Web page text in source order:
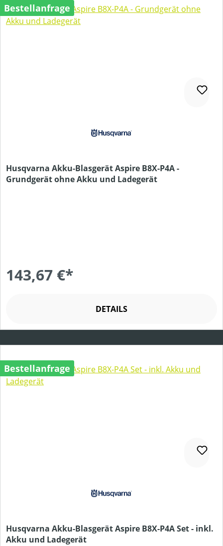
Bestellanfrage
Husqvarna Akku-Blasgerät Aspire B8X-P4A -
Grundgerät ohne Akku und Ladegerät
143,67 €*
DETAILS
Bestellanfrage
Husqvarna Akku-Blasgerät Aspire B8X-P4A Set - inkl.
Akku und Ladegerät